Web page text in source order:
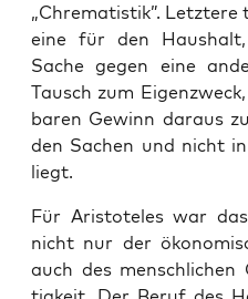
„Chre­ma­tis­tik”.
eine für den
Sache gegen eine
Tausch zum
ba­ren Gewinn dar­aus
den Sachen und nicht
liegt.
Für Aris­to­te­les war
nicht nur der
auch des